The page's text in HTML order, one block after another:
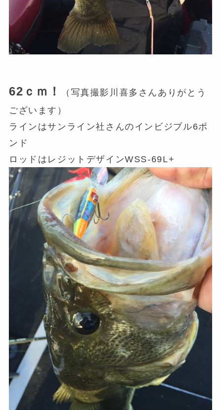
62ｃｍ！
（写真撮影川喜多さんありがとう
ございます）
ラインはサンライン社さんのインビジブル6ポ
ンド
ロッドはレジットデザインWSS-69L+